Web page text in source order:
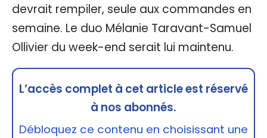
devrait rempiler, seule aux commandes en
semaine. Le duo Mélanie Taravant-Samuel
Ollivier du week-end serait lui maintenu.
L’accès complet à cet article est réservé
à nos abonnés.
Débloquez ce contenu en choisissant une